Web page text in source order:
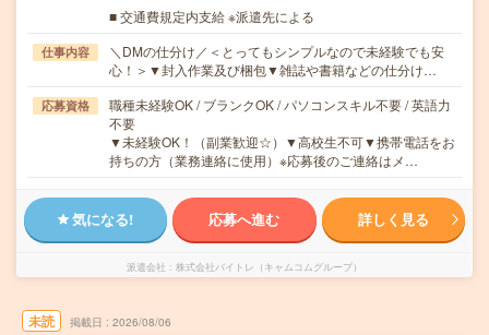
■ 交通費規定内支給 ※派遣先による
仕事内容
＼DMの仕分け／＜とってもシンプルなので未経験でも安
心！＞▼封入作業及び梱包▼雑誌や書籍などの仕分け…
応募資格
職種未経験OK / ブランクOK / パソコンスキル不要 / 英語力
不要
▼未経験OK！（副業歓迎☆）▼高校生不可▼携帯電話をお
持ちの方（業務連絡に使用）※応募後のご連絡はメ…
気になる! 応募へ進む 詳しく見る
派遣会社 株式会社バイトレ（キャムコムグループ）
未読 掲載日 2026/08/06